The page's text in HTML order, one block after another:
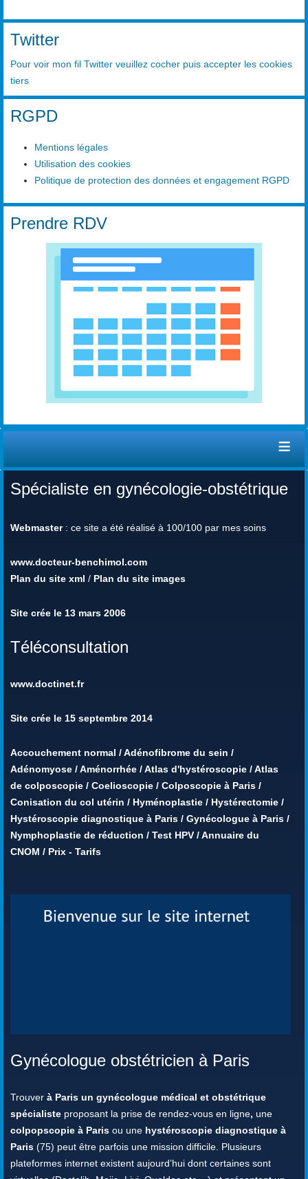
Twitter
Pour voir mon fil Twitter veuillez cocher puis accepter les cookies
tiers
RGPD
Mentions légales
Utilisation des cookies
Politique de protection des données et engagement RGPD
Prendre RDV
≡
Spécialiste en gynécologie-obstétrique
Webmaster: ce site a été réalisé à 100/100 par mes soins
www.docteur-benchimol.com
Plan du site xml / Plan du site images
Site crée le 13 mars 2006
Téléconsultation
www.doctinet.fr
Site crée le 15 septembre 2014
Accouchement normal /Adénofibrome du sein /
Adénomyose /Aménorrhée /Atlas d'hystéroscopie /Atlas
de colposcopie / Coelioscopie / Colposcopie à Paris /
Conisation du col utérin / Hyménoplastie / Hystérectomie /
Hystéroscopie diagnostique à Paris / Gynécologue à Paris /
Nymphoplastie de réduction / Test HPV /Annuaire du
CNOM / Prix - Tarifs
Gynécologue obstétricien à Paris
Trouver à Paris un gynécologue médical et obstétrique
spécialiste proposant la prise de rendez-vous en ligne, une
colpopscopie à Paris ou une hystéroscopie diagnostique à
Paris (75) peut être parfois une mission difficile. Plusieurs
plateformes internet existent aujourd’hui dont certaines sont